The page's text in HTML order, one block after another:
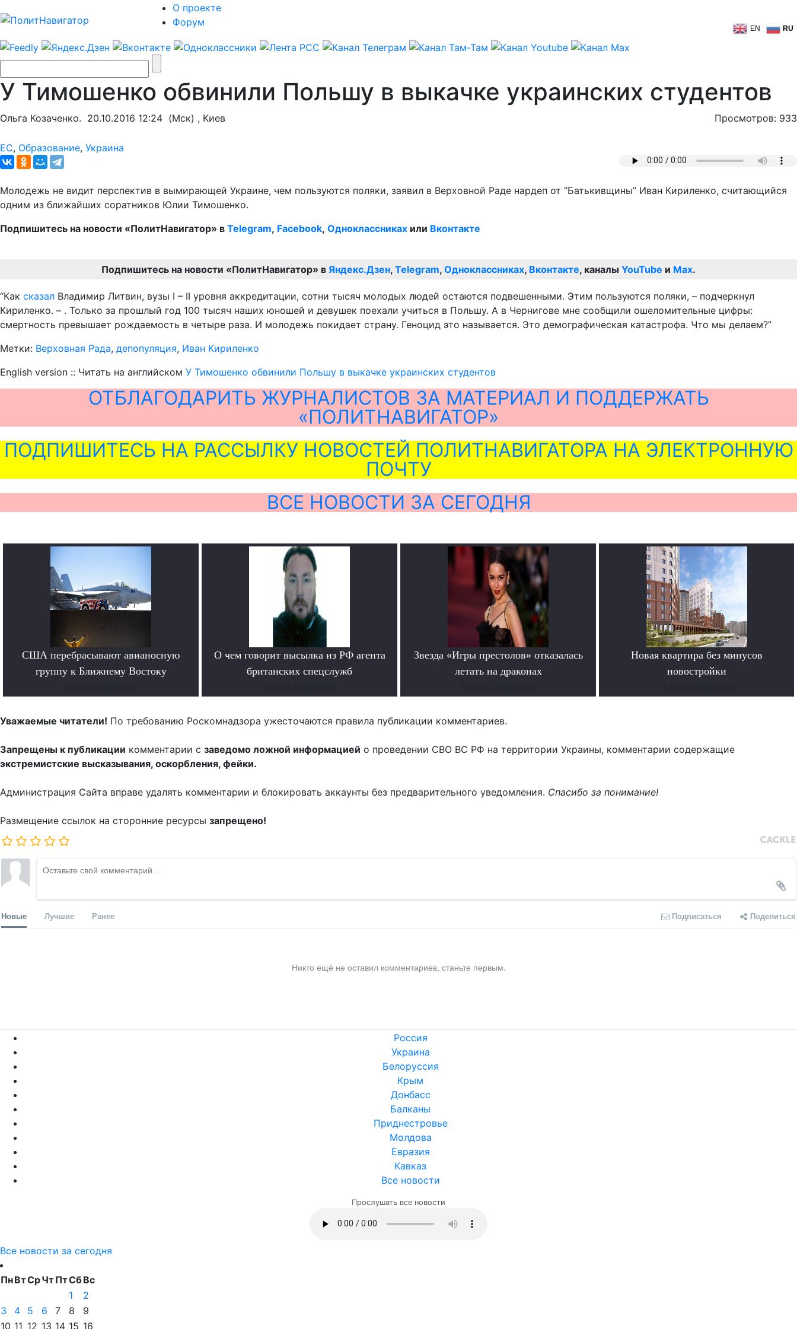
О проекте
Форум
EN RU
У Тимошенко обвинили Польшу в выкачке украинских студентов
Ольга Козаченко. 20.10.2016 12:24 (Мск) , Киев Просмотров: 933
ЕС, Образование, Украина
Молодежь не видит перспектив в вымирающей Украине, чем пользуются поляки, заявил в Верховной Раде нардеп от “Батькивщины” Иван Кириленко, считающийся
одним из ближайших соратников Юлии Тимошенко.
Подпишитесь на новости «ПолитНавигатор» в Telegram, Facebook, Одноклассниках или Вконтакте
Подпишитесь на новости «ПолитНавигатор» в Яндекс.Дзен, Telegram, Одноклассниках, Вконтакте, каналы YouTube и Max.
“Как сказал Владимир Литвин, вузы I – II уровня аккредитации, сотни тысяч молодых людей остаются подвешенными. Этим пользуются поляки, – подчеркнул
Кириленко. – . Только за прошлый год 100 тысяч наших юношей и девушек поехали учиться в Польшу. А в Чернигове мне сообщили ошеломительные цифры:
смертность превышает рождаемость в четыре раза. И молодежь покидает страну. Геноцид это называется. Это демографическая катастрофа. Что мы делаем?”
Метки: Верховная Рада, депопуляция, Иван Кириленко
English version :: Читать на английском У Тимошенко обвинили Польшу в выкачке украинских студентов
ОТБЛАГОДАРИТЬ ЖУРНАЛИСТОВ ЗА МАТЕРИАЛ И ПОДДЕРЖАТЬ
«ПОЛИТНАВИГАТОР»
ПОДПИШИТЕСЬ НА РАССЫЛКУ НОВОСТЕЙ ПОЛИТНАВИГАТОРА НА ЭЛЕКТРОННУЮ
ПОЧТУ
ВСЕ НОВОСТИ ЗА СЕГОДНЯ
США перебрасывают авианосную
группу к Ближнему Востоку
О чем говорит высылка из РФ агента
британских спецслужб
Звезда «Игры престолов» отказалась
летать на драконах
Новая квартира без минусов
новостройки
Уважаемые читатели! По требованию Роскомнадзора ужесточаются правила публикации комментариев.
Запрещены к публикации комментарии с заведомо ложной информацией о проведении СВО ВС РФ на территории Украины, комментарии содержащие
экстремистские высказывания, оскорбления, фейки.
Администрация Сайта вправе удалять комментарии и блокировать аккаунты без предварительного уведомления. Спасибо за понимание!
Размещение ссылок на сторонние ресурсы запрещено!
Новые Лучшие Ранее Подписаться Поделиться
Никто ещё не оставил комментариев, станьте первым.
Россия
Украина
Белоруссия
Крым
Донбасс
Балканы
Приднестровье
Молдова
Евразия
Кавказ
Все новости
Прослушать все новости
Все новости за сегодня
ПнВтСрЧтПтСбВс
1
2
3
4 5 6 7 8
9
10 11 12 13 14 15 16